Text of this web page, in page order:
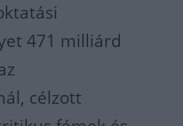
471 milliárd
célzott